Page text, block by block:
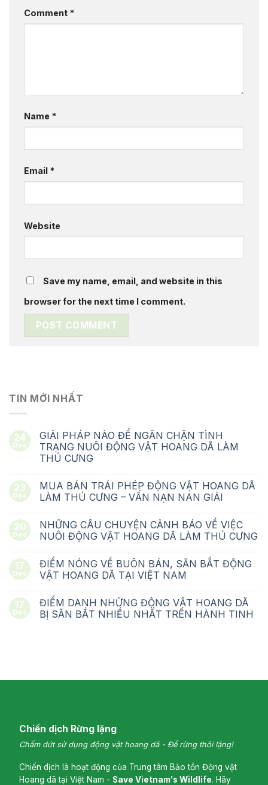
Comment *
Name *
Email *
Website
Save my name, email, and website in this
browser for the next time I comment.
TIN MỚI NHẤT
24
Dec
GIẢI PHÁP NÀO ĐỂ NGĂN CHẶN TÌNH
TRẠNG NUÔI ĐỘNG VẬT HOANG DÃ LÀM
THÚ CƯNG
23
Dec
MUA BÁN TRÁI PHÉP ĐỘNG VẬT HOANG DÃ
LÀM THÚ CƯNG – VẤN NẠN NAN GIẢI
20
Dec
NHỮNG CÂU CHUYỆN CẢNH BÁO VỀ VIỆC
NUÔI ĐỘNG VẬT HOANG DÃ LÀM THÚ CƯNG
17
Dec
ĐIỂM NÓNG VỀ BUÔN BÁN, SĂN BẮT ĐỘNG
VẬT HOANG DÃ TẠI VIỆT NAM
17
Dec
ĐIỂM DANH NHỮNG ĐỘNG VẬT HOANG DÃ
BỊ SĂN BẮT NHIỀU NHẤT TRÊN HÀNH TINH
Chiến dịch Rừng lặng
Chấm dứt sử dụng động vật hoang dã - Để rừng thôi lặng!
Chiến dịch là hoạt động của Trung tâm Bảo tồn Động vật
Hoang dã tại Việt Nam - Save Vietnam's Wildlife. Hãy